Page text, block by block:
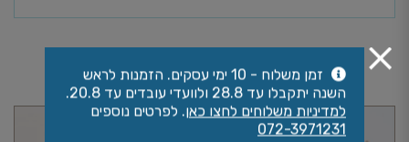
אולי יעניין אותך גם
זמן משלוח - 10 ימי עסקים. הזמנות לראש
השנה יתקבלו עד 28.8 ולוועדי עובדים עד 20.8.
למדיניות משלוחים לחצו כאן. לפרטים נוספים
072-3971231